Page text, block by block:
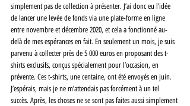
simplement pas de collection à présenter. J’ai donc eu l’idée
de lancer une levée de fonds via une plate-forme en ligne
entre novembre et décembre 2020, et cela a fonctionné au-
delà de mes espérances en fait. En seulement un mois, je suis
parvenu à collecter près de 5 000 euros en proposant des t-
shirts exclusifs, conçus spécialement pour l’occasion, en
prévente. Ces t-shirts, une centaine, ont été envoyés en juin.
J’espérais, mais je ne m’attendais pas forcément à un tel
succès. Après, les choses ne se sont pas faites aussi simplement